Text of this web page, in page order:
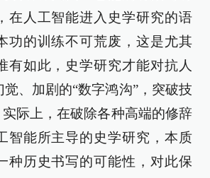
在人工智能进入史学研究的语
功的训练不可荒废，这是尤其
有如此，史学研究才能对抗人
、加剧的“数字鸿沟”，突破技
实际上，在破除各种高端的修辞
智能所主导的史学研究，本质
种历史书写的可能性，对此保